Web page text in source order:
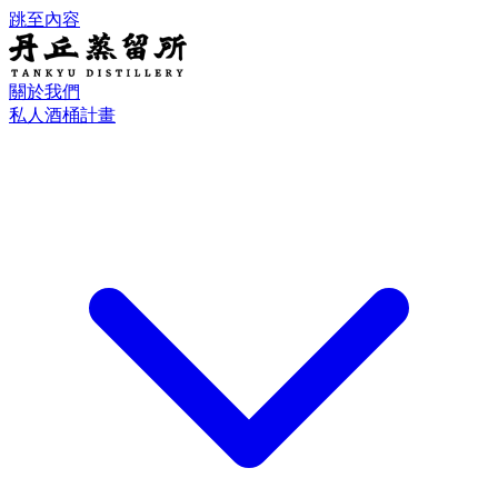
跳至內容
關於我們
私人酒桶計畫